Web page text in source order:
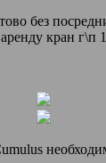
без
кран